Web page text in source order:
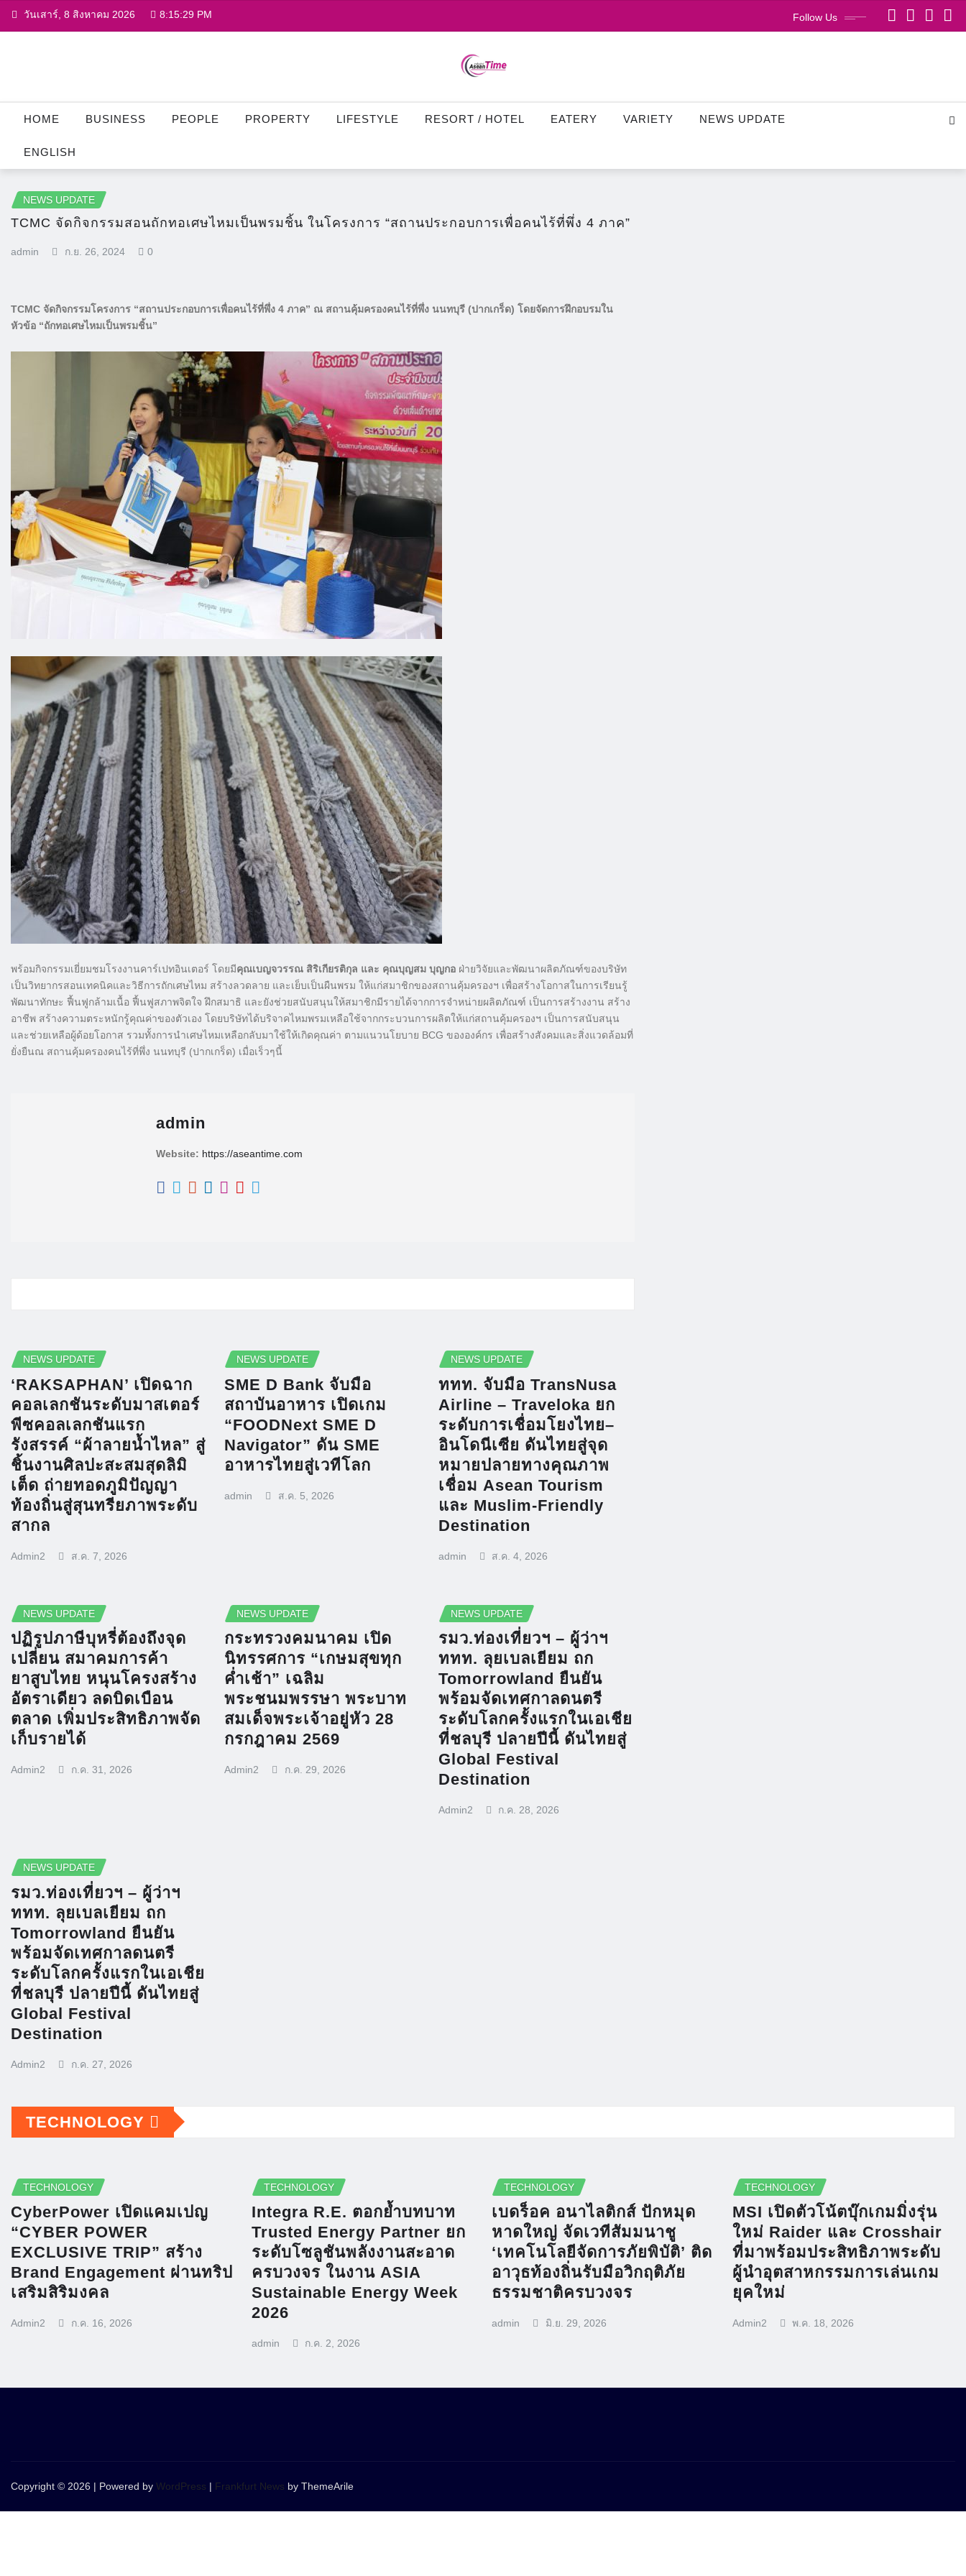
Skip
วันเสาร์, 8 สิงหาคม 2026 8:15:30 PM Follow Us
HOME BUSINESS PEOPLE PROPERTY LIFESTYLE RESORT / HOTEL EATERY VARIETY NEWS UPDATE
ENGLISH
NEWS UPDATE
TCMC จัดกิจกรรมสอนถักทอเศษไหมเป็นพรมชิ้น ในโครงการ “สถานประกอบการเพื่อคนไร้ที่พึ่ง 4 ภาค”
admin ก.ย. 26, 2024 0
TCMC จัดกิจกรรมโครงการ “สถานประกอบการเพื่อคนไร้ที่พึ่ง 4 ภาค” ณ สถานคุ้มครองคนไร้ที่พึ่ง นนทบุรี (ปากเกร็ด) โดยจัดการฝึกอบรมใน
หัวข้อ “ถักทอเศษไหมเป็นพรมชิ้น”
พร้อมกิจกรรมเยี่ยมชมโรงงานคาร์เปทอินเตอร์ โดยมีคุณเบญจวรรณ สิริเกียรติกุล และ คุณบุญสม บุญกอ ฝ่ายวิจัยและพัฒนาผลิตภัณฑ์ของบริษัท
เป็นวิทยากรสอนเทคนิคและวิธีการถักเศษไหม สร้างลวดลาย และเย็บเป็นผืนพรม ให้แก่สมาชิกของสถานคุ้มครองฯ เพื่อสร้างโอกาสในการเรียนรู้
พัฒนาทักษะ ฟื้นฟูกล้ามเนื้อ ฟื้นฟูสภาพจิตใจ ฝึกสมาธิ และยังช่วยสนับสนุนให้สมาชิกมีรายได้จากการจำหน่ายผลิตภัณฑ์ เป็นการสร้างงาน สร้าง
อาชีพ สร้างความตระหนักรู้คุณค่าของตัวเอง โดยบริษัทได้บริจาคไหมพรมเหลือใช้จากกระบวนการผลิตให้แก่สถานคุ้มครองฯ เป็นการสนับสนุน
และช่วยเหลือผู้ด้อยโอกาส รวมทั้งการนำเศษไหมเหลือกลับมาใช้ให้เกิดคุณค่า ตามแนวนโยบาย BCG ขององค์กร เพื่อสร้างสังคมและสิ่งแวดล้อมที่
ยั่งยืนณ สถานคุ้มครองคนไร้ที่พึ่ง นนทบุรี (ปากเกร็ด) เมื่อเร็วๆนี้
admin
Website: https://aseantime.com
NEWS UPDATE
‘RAKSAPHAN’ เปิดฉาก
คอลเลกชันระดับมาสเตอร์
พีซคอลเลกชันแรก
รังสรรค์ “ผ้าลายน้ำไหล” สู่
ชิ้นงานศิลปะสะสมสุดลิมิ
เต็ด ถ่ายทอดภูมิปัญญา
ท้องถิ่นสู่สุนทรียภาพระดับ
สากล
Admin2 ส.ค. 7, 2026
NEWS UPDATE
SME D Bank จับมือ
สถาบันอาหาร เปิดเกม
“FOODNext SME D
Navigator” ดัน SME
อาหารไทยสู่เวทีโลก
admin ส.ค. 5, 2026
NEWS UPDATE
ททท. จับมือ TransNusa
Airline – Traveloka ยก
ระดับการเชื่อมโยงไทย–
อินโดนีเซีย ดันไทยสู่จุด
หมายปลายทางคุณภาพ
เชื่อม Asean Tourism
และ Muslim-Friendly
Destination
admin ส.ค. 4, 2026
NEWS UPDATE
ปฏิรูปภาษีบุหรี่ต้องถึงจุด
เปลี่ยน สมาคมการค้า
ยาสูบไทย หนุนโครงสร้าง
อัตราเดียว ลดบิดเบือน
ตลาด เพิ่มประสิทธิภาพจัด
เก็บรายได้
Admin2 ก.ค. 31, 2026
NEWS UPDATE
กระทรวงคมนาคม เปิด
นิทรรศการ “เกษมสุขทุก
ค่ำเช้า” เฉลิม
พระชนมพรรษา พระบาท
สมเด็จพระเจ้าอยู่หัว 28
กรกฎาคม 2569
Admin2 ก.ค. 29, 2026
NEWS UPDATE
รมว.ท่องเที่ยวฯ – ผู้ว่าฯ
ททท. ลุยเบลเยียม ถก
Tomorrowland ยืนยัน
พร้อมจัดเทศกาลดนตรี
ระดับโลกครั้งแรกในเอเชีย
ที่ชลบุรี ปลายปีนี้ ดันไทยสู่
Global Festival
Destination
Admin2 ก.ค. 28, 2026
NEWS UPDATE
รมว.ท่องเที่ยวฯ – ผู้ว่าฯ
ททท. ลุยเบลเยียม ถก
Tomorrowland ยืนยัน
พร้อมจัดเทศกาลดนตรี
ระดับโลกครั้งแรกในเอเชีย
ที่ชลบุรี ปลายปีนี้ ดันไทยสู่
Global Festival
Destination
Admin2 ก.ค. 27, 2026
TECHNOLOGY
TECHNOLOGY
CyberPower เปิดแคมเปญ
“CYBER POWER
EXCLUSIVE TRIP” สร้าง
Brand Engagement ผ่านทริป
เสริมสิริมงคล
Admin2 ก.ค. 16, 2026
TECHNOLOGY
Integra R.E. ตอกย้ำบทบาท
Trusted Energy Partner ยก
ระดับโซลูชันพลังงานสะอาด
ครบวงจร ในงาน ASIA
Sustainable Energy Week
2026
admin ก.ค. 2, 2026
TECHNOLOGY
เบดร็อค อนาไลติกส์ ปักหมุด
หาดใหญ่ จัดเวทีสัมมนาชู
‘เทคโนโลยีจัดการภัยพิบัติ’ ติด
อาวุธท้องถิ่นรับมือวิกฤติภัย
ธรรมชาติครบวงจร
admin มิ.ย. 29, 2026
TECHNOLOGY
MSI เปิดตัวโน้ตบุ๊กเกมมิ่งรุ่น
ใหม่ Raider และ Crosshair
ที่มาพร้อมประสิทธิภาพระดับ
ผู้นำอุตสาหกรรมการเล่นเกม
ยุคใหม่
Admin2 พ.ค. 18, 2026
Copyright © 2026 | Powered by WordPress | Frankfurt News by ThemeArile